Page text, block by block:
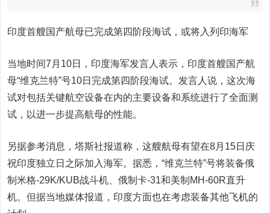
印度首艘国产航母已完成第四阶段海试，或将入列印海军
当地时间7月10日，印度海军发言人表示，印度首艘国产航
母“维克兰特”号10日完成第四阶段海试。发言人说，这次海
试对包括关键航空设备在内的主要设备和系统进行了全面测
试，以进一步提高航母的性能。
另据参考消息，塔斯社报道称，这艘航母有望在8月15日庆
祝印度独立日之际加入海军。据悉，“维克兰特”号将装备俄
制米格-29K/KUB战斗机、俄制卡-31和美制MH-60R直升
机。但据当地媒体报道，印度方面也在考虑装备其他飞机的